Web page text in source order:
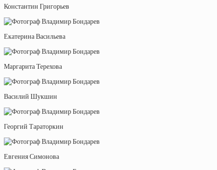
Константин Григорьев
Екатерина Васильева
Маргарита Терехова
Василий Шукшин
Георгий Тараторкин
Евгения Симонова